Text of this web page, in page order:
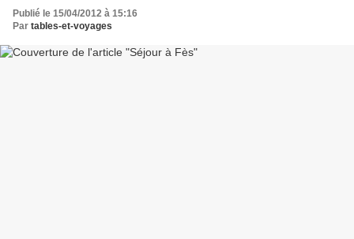
Publié le 15/04/2012 à 15:16
Par tables-et-voyages